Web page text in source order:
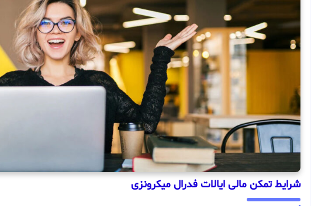
شرایط تمکن مالی ایالات فدرال میکرونزی